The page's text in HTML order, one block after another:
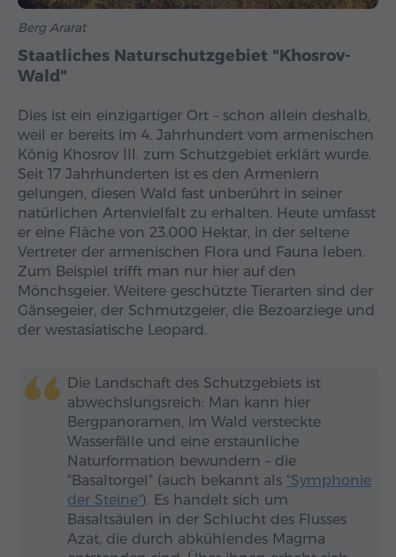
Berg Ararat
Staatliches Naturschutzgebiet "Khosrov-
Wald"
Dies ist ein einzigartiger Ort – schon allein deshalb,
weil er bereits im 4. Jahrhundert vom armenischen
König Khosrov III. zum Schutzgebiet erklärt wurde.
Seit 17 Jahrhunderten ist es den Armeniern
gelungen, diesen Wald fast unberührt in seiner
natürlichen Artenvielfalt zu erhalten. Heute umfasst
er eine Fläche von 23.000 Hektar, in der seltene
Vertreter der armenischen Flora und Fauna leben.
Zum Beispiel trifft man nur hier auf den
Mönchsgeier. Weitere geschützte Tierarten sind der
Gänsegeier, der Schmutzgeier, die Bezoarziege und
der westasiatische Leopard.
Die Landschaft des Schutzgebiets ist
abwechslungsreich: Man kann hier
Bergpanoramen, im Wald versteckte
Wasserfälle und eine erstaunliche
Naturformation bewundern – die
"Basaltorgel" (auch bekannt als "Symphonie
der Steine"). Es handelt sich um
Basaltsäulen in der Schlucht des Flusses
Azat, die durch abkühlendes Magma